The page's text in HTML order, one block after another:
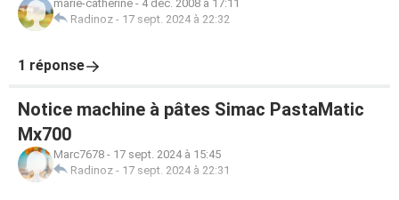
marie-catherine - 4 déc. 2008 à 17:11
Radinoz - 17 sept. 2024 à 22:32
1 réponse
Notice machine à pâtes Simac PastaMatic
Mx700
Marc7678 - 17 sept. 2024 à 15:45
Radinoz - 17 sept. 2024 à 22:31